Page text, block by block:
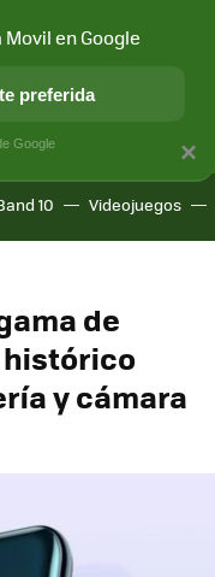
APLICACIONES
10 Videojuegos
de
y cámara
×
en Google
preferida
Google